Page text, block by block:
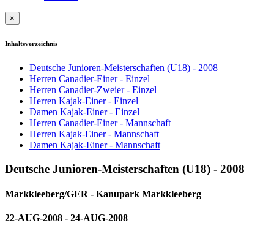
×
Inhaltsverzeichnis
Deutsche Junioren-Meisterschaften (U18) - 2008
Herren Canadier-Einer - Einzel
Herren Canadier-Zweier - Einzel
Herren Kajak-Einer - Einzel
Damen Kajak-Einer - Einzel
Herren Canadier-Einer - Mannschaft
Herren Kajak-Einer - Mannschaft
Damen Kajak-Einer - Mannschaft
Deutsche Junioren-Meisterschaften (U18) - 2008
Markkleeberg/GER - Kanupark Markkleeberg
22-AUG-2008 - 24-AUG-2008